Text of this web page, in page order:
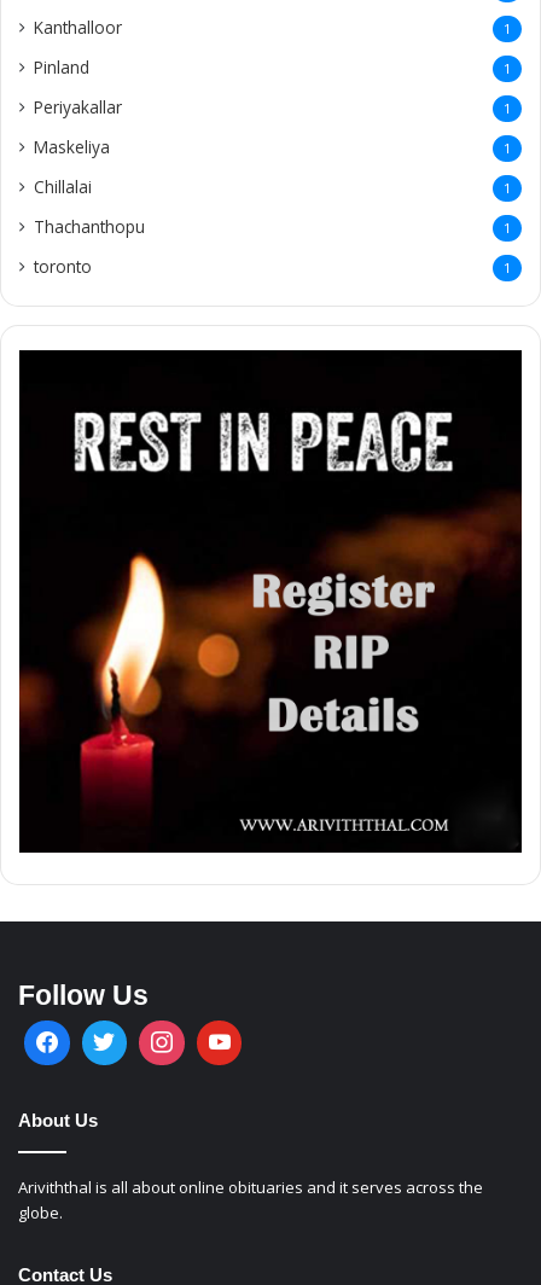
Kanthalloor 1
Pinland 1
Periyakallar 1
Maskeliya 1
Chillalai 1
Thachanthopu 1
toronto 1
Follow Us
About Us
Ariviththal is all about online obituaries and it serves across the
globe.
Contact Us